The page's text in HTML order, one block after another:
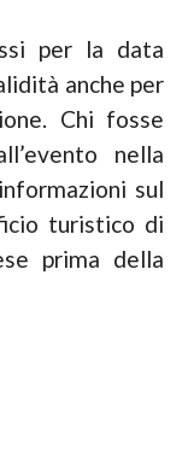
per la data
anche per
Chi fosse
nella
sul
turistico di
prima della